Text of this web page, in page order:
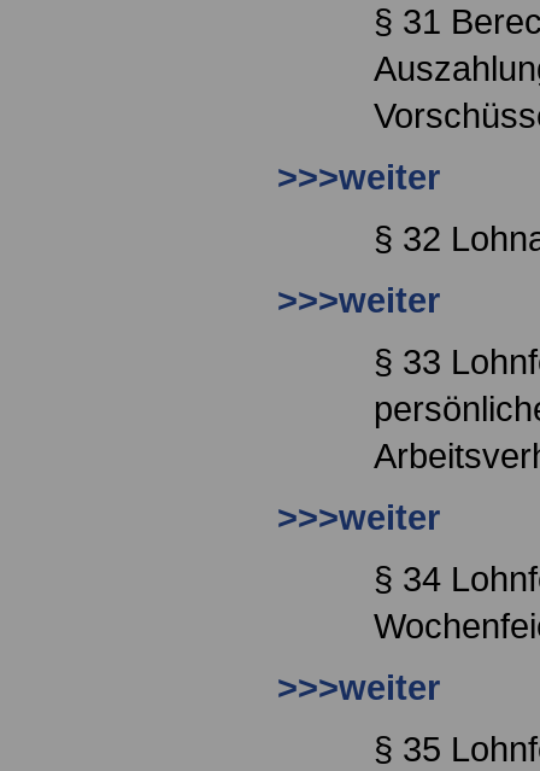
§ 31
>>>weiter
§ 32
>>>weiter
§ 33
>>>weiter
§ 34
>>>weiter
§ 35